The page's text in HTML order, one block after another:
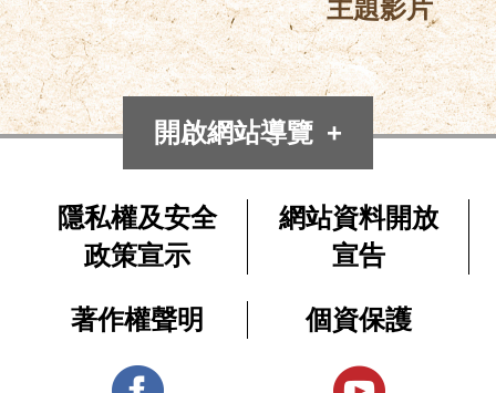
主題影片
開啟網站導覽
隱私權及安全
政策宣示
網站資料開放
宣告
著作權聲明 個資保護